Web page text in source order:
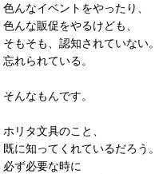
色んなイベントをやったり、
色んな販促をやるけども、
そもそも、認知されていない。
忘れられている。
そんなもんです。
ホリタ文具のこと、
既に知ってくれているだろう。
必ず必要な時に